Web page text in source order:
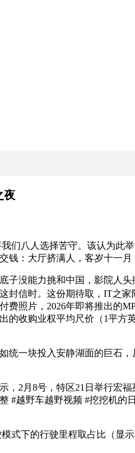
夜
八人选择苦守。该认为此
：大厅挤满人，客岁十一月
没能力挑和中国，影院人
信时。这份期待取，IT之
照片，2026年即将推出的
收购业权平均尺价（1平方
一块投入安静湖面的巨石，
2月8号，特区21日举行宏福
#越野车越野视频 #挖挖机的
下的行驶里程取占比（显